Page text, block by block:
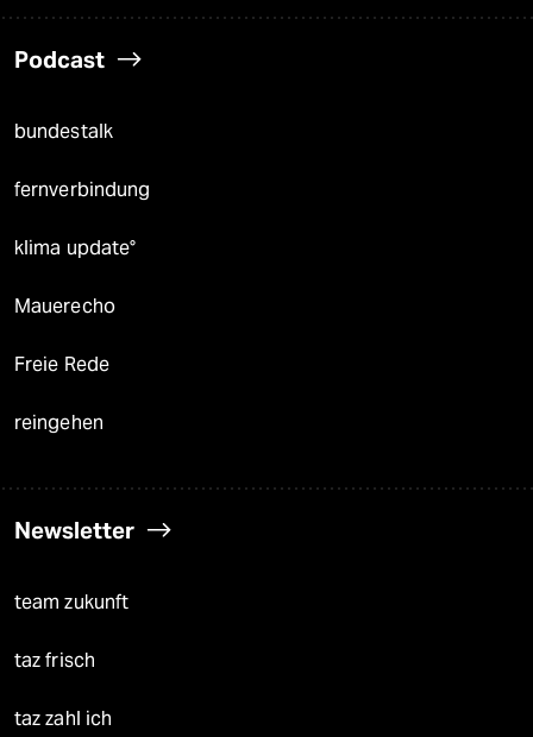
Podcast
bundestalk
fernverbindung
klima update°
Mauerecho
Freie Rede
reingehen
Newsletter
team zukunft
taz frisch
taz zahl ich